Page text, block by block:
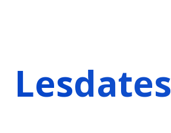
Lesdates